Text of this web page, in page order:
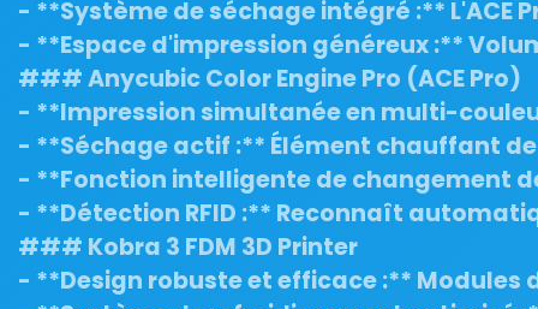
- **Système de séchage intégré :** L'ACE
- **Espace d'impression généreux :**
### Anycubic Color Engine Pro (ACE Pro)
- **Impression simultanée en multi-
- **Séchage actif :** Élément chauffant
- **Fonction intelligente de changement
- **Détection RFID :** Reconnaît
### Kobra 3 FDM 3D Printer
- **Design robuste et efficace :**